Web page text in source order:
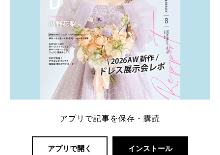
アプリで記事を保存・購読
アプリで開く インストール